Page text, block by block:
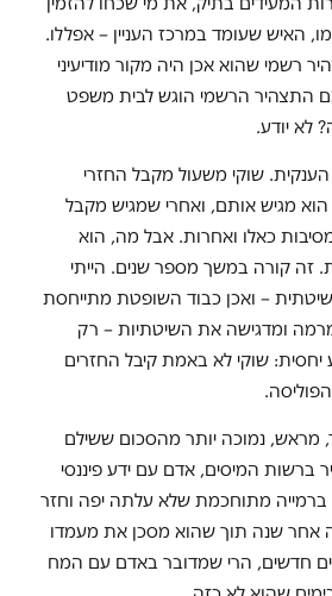
האיש שעומד במרכז העניין – אפללו.
רשמי שהוא אכן היה מקור מודיעיני
התצהיר הרשמי הוגש לבית משפט
לא יודע.
שוקי משעול מקבל החזרי
הוא מגיש אותם, ואחרי שמגיש מקבל
כאלו ואחרות. אבל מה, הוא
זה קורה במשך מספר שנים. הייתי
– ואכן כבוד השופטת מתייחסת
ומדגישה את השיטתיות – רק
שוקי לא באמת קיבל החזרים
מראש, נמוכה יותר מהסכום ששילם
ברשות המיסים, אדם עם ידע פיננסי
מתוחכמת שלא עלתה יפה וחזר
אחר שנה תוך שהוא מסכן את מעמדו
בשביל 0 שקלים חדשים, הרי שמדובר באדם עם המח